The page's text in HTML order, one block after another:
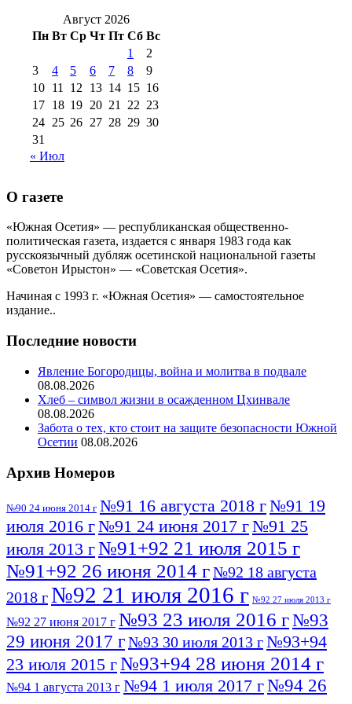
2016 г(12) №99 8 июля 2014 г
августа 2012 г(11)
августа 2013 г
(12)
Август 2026
Пн Вт Ср Чт Пт Сб Вс
1
2
3
4 5 6 7 8
9
10 11 12 13 14 15 16
17 18 19 20 21 22 23
24 25 26 27 28 29 30
31
« Июл
О газете
«Южная Осетия» — республиканская общественно-
политическая газета, издается с января 1983 года как
русскоязычный дубляж осетинской национальной газеты
«Советон Ирыстон» — «Советская Осетия».
Начиная с 1993 г. «Южная Осетия» — самостоятельное
издание..
Последние новости
Явление Богородицы, война и молитва в подвале
08.08.2026
Хлеб – символ жизни в осажденном Цхинвале
08.08.2026
Забота о тех, кто стоит на защите безопасности Южной
Осетии 08.08.2026
Архив Номеров
№90 24 июня 2014 г №91 16 августа 2018 г№91 19
июля 2016 г№91 24 июня 2017 г№91 25
июля 2013 г№91+92 21 июля 2015 г
№91+92 26 июня 2014 г№92 18 августа
2018 г№92 21 июля 2016 г №92 27 июля 2013 г
№92 27 июня 2017 г №93 23 июля 2016 г№93
29 июня 2017 г№93 30 июля 2013 г№93+94
23 июля 2015 г№93+94 28 июня 2014 г
№94 1 августа 2013 г №94 1 июля 2017 г№94 26